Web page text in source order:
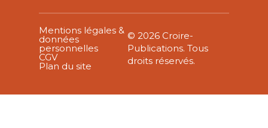
Mentions légales &
données
personnelles
CGV
Plan du site
© 2026 Croire-
Publications. Tous
droits réservés.